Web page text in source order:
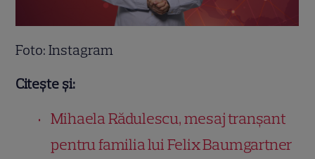
Foto: Instagram
Citește și:
Mihaela Rădulescu, mesaj tranșant
pentru familia lui Felix Baumgartner